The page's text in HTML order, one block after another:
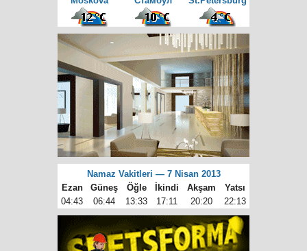
Namaz Vakitleri — 7 Nisan 2013
Ezan
Güneş Öğle İkindi Akşam
Yatsı
04:43
06:44 13:33 17:11 20:20 22:13